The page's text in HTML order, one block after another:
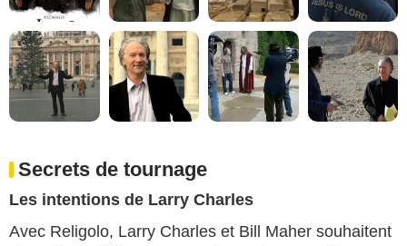
Secrets de tournage
Les intentions de Larry Charles
Avec Religolo, Larry Charles et Bill Maher souhaitent